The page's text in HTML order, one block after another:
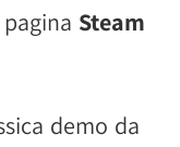
Steam
demo da